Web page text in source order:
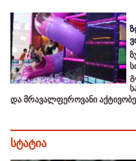
და მრავალფეროვანი
სტატია